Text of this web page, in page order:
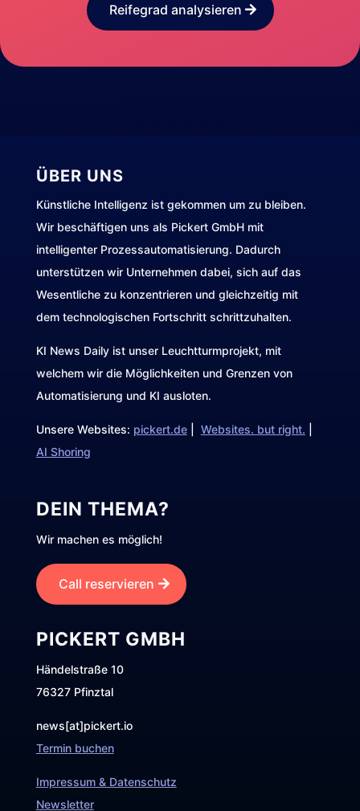
Reifegrad analysieren
ÜBER UNS
Künstliche Intelligenz ist gekommen um zu bleiben.
Wir beschäftigen uns als Pickert GmbH mit
intelligenter Prozessautomatisierung. Dadurch
unterstützen wir Unternehmen dabei, sich auf das
Wesentliche zu konzentrieren und gleichzeitig mit
dem technologischen Fortschritt schrittzuhalten.
KI News Daily ist unser Leuchtturmprojekt, mit
welchem wir die Möglichkeiten und Grenzen von
Automatisierung und KI ausloten.
Unsere Websites: pickert.de| Websites. but right.
AI Shoring
DEIN THEMA?
Wir machen es möglich!
Call reservieren
PICKERT GMBH
Händelstraße 10
76327 Pfinztal
news[at]pickert.io
Termin buchen
Impressum & Datenschutz
Newsletter